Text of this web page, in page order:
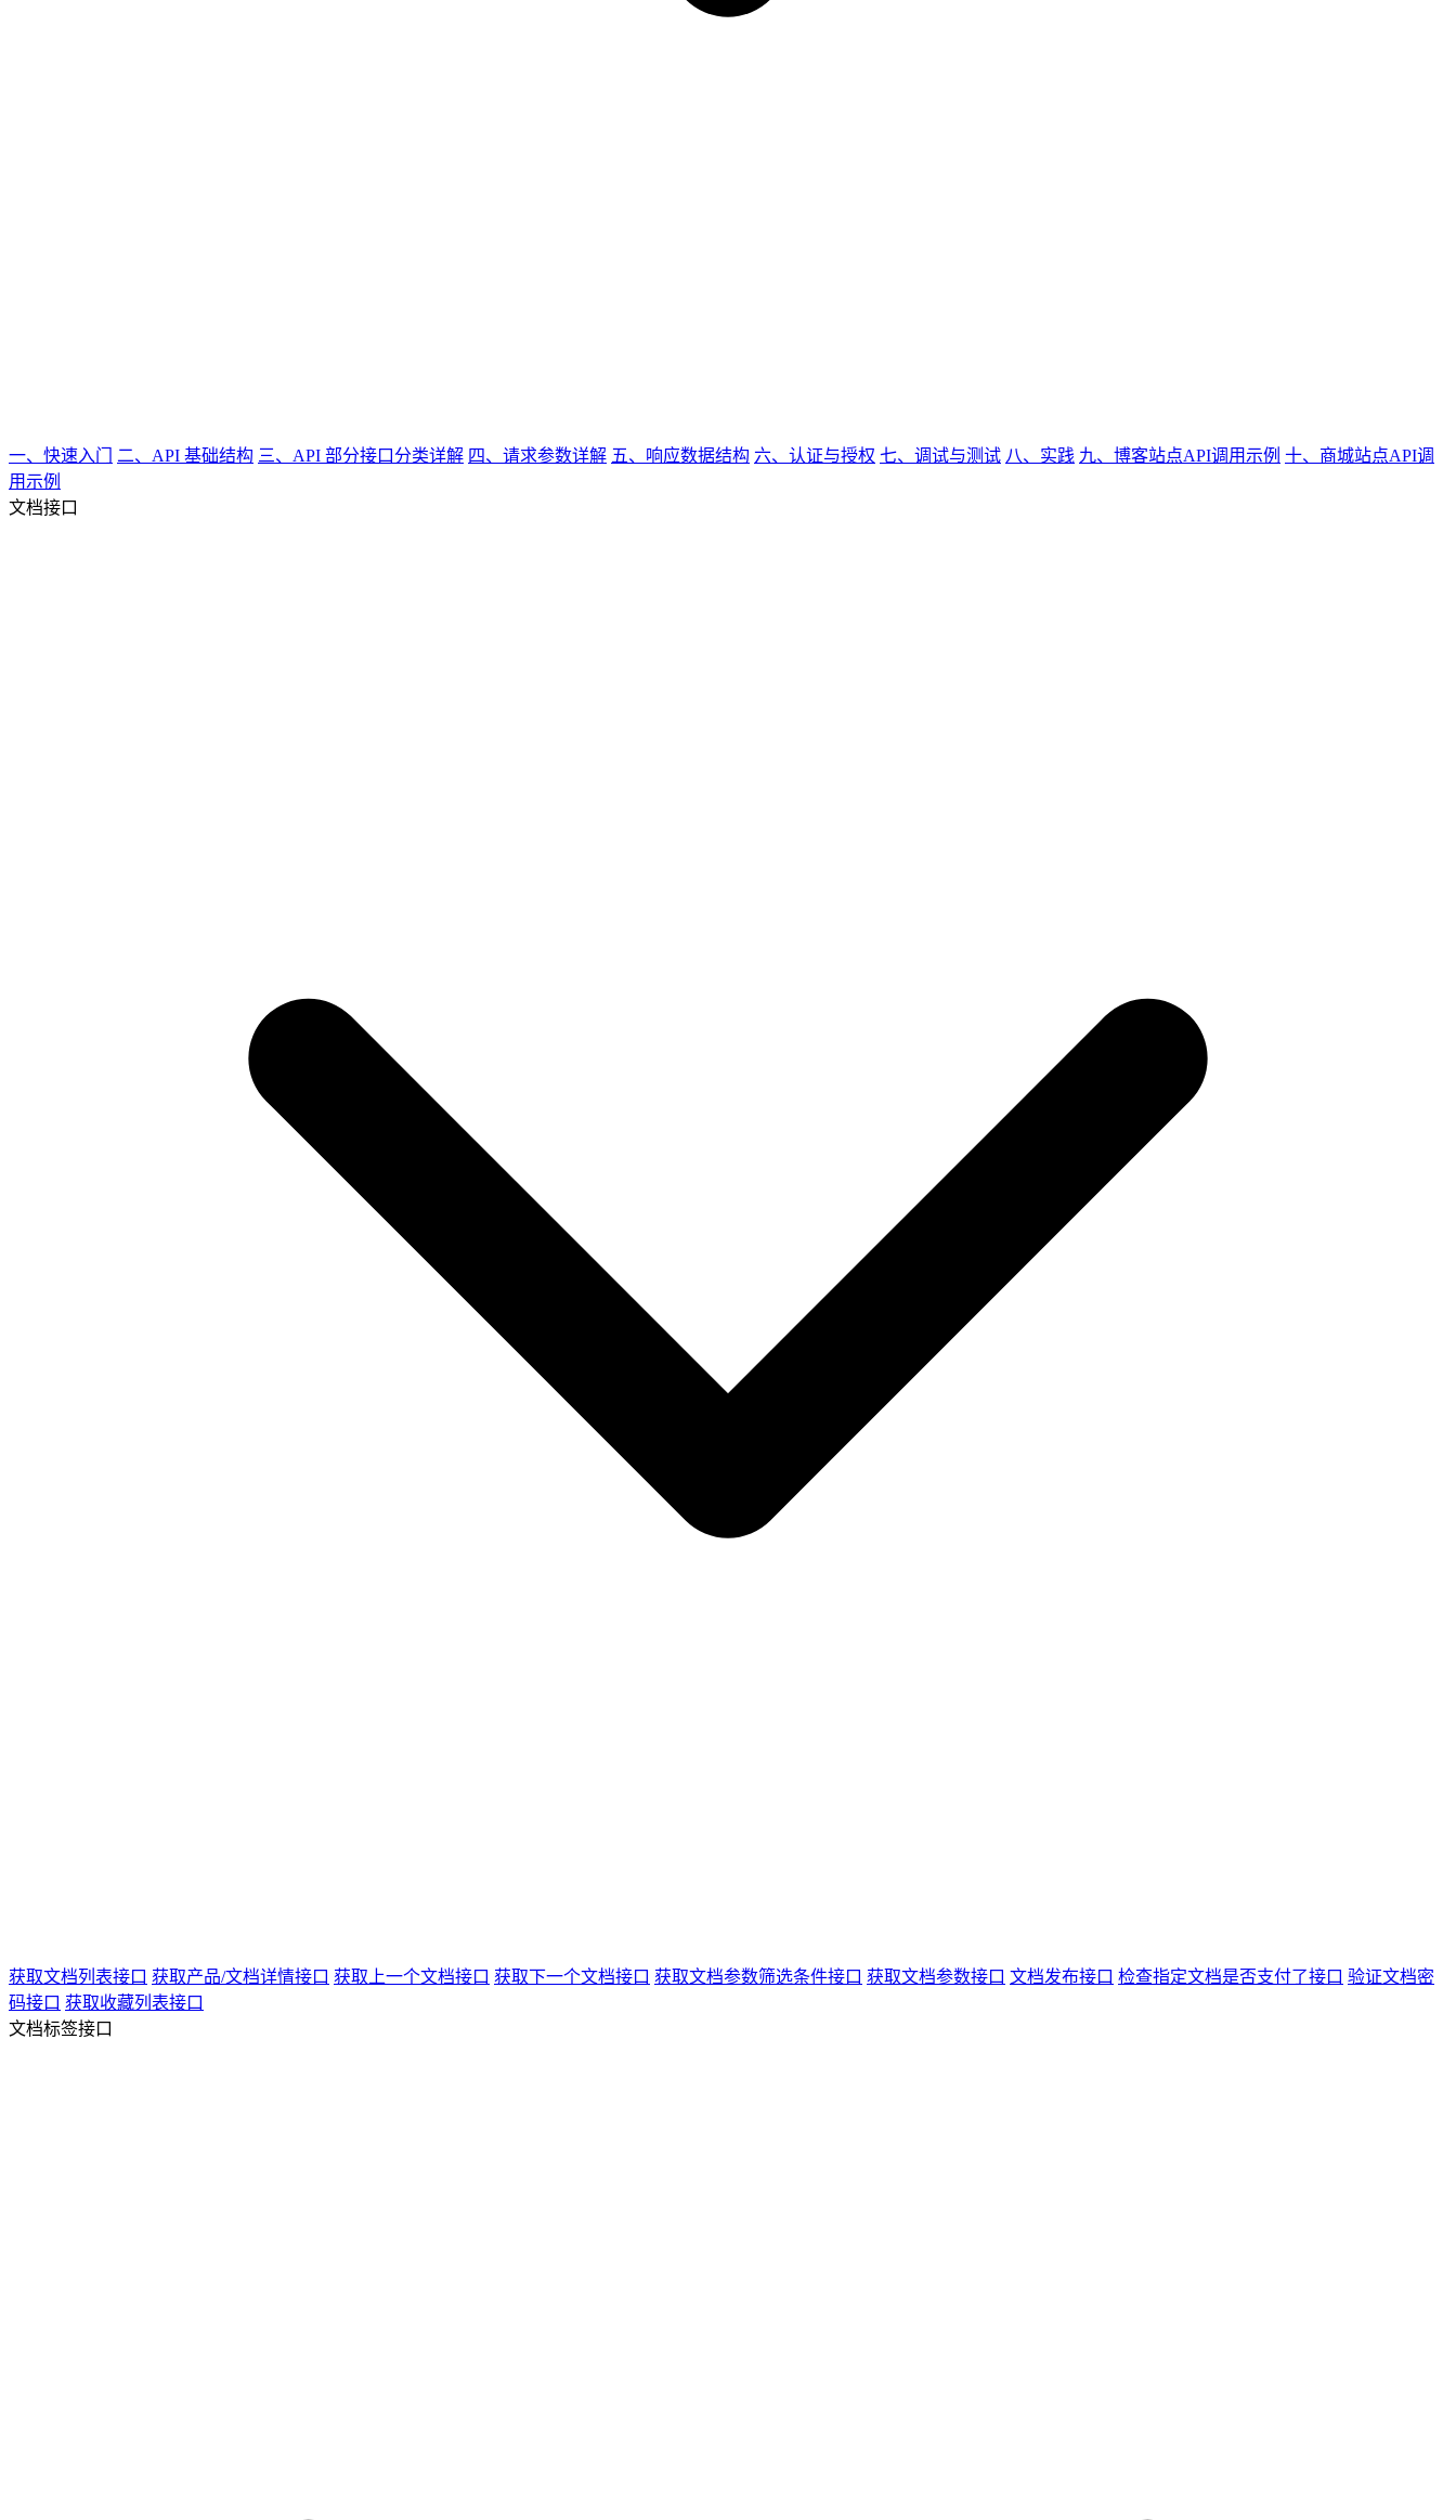
一、快速入门 二、API 基础结构 三、API 部分接口分类详解 四、请求参数详解 五、响应数据结构 六、认证与授权 七、调试与测试 八、实践 九、博客站点API调用示例 十、商城站点API调
用示例
文档接口
获取文档列表接口 获取产品/文档详情接口 获取上一个文档接口 获取下一个文档接口 获取文档参数筛选条件接口 获取文档参数接口 文档发布接口 检查指定文档是否支付了接口 验证文档密
码接口 获取收藏列表接口
文档标签接口